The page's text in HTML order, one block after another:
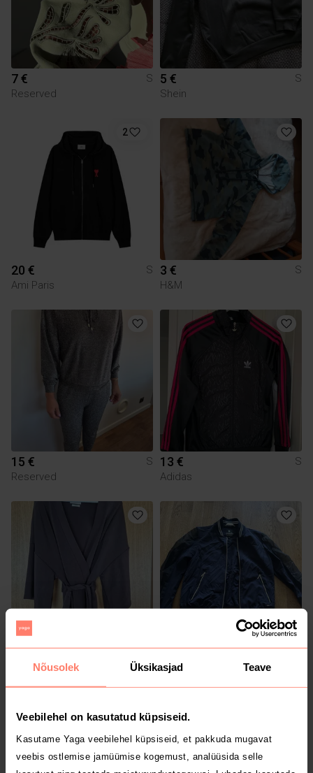
Nõusolek Üksikasjad Teave
Veebilehel on kasutatud küpsiseid.
Kasutame Yaga veebilehel küpsiseid, et pakkuda mugavat
veebis ostlemise jamüümise kogemust, analüüsida selle
7 €
S
Reserved
5 €
S
Shein
2
20 €
S
Ami Paris
3 €
S
H&M
15 €
S
Reserved
13 €
S
Adidas
55 €
Reserved
16 €
Luhta